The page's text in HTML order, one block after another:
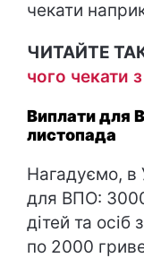
чекати
ЧИТАЙТЕ
чого чекати
Виплати для
листопада
Нагадуємо, в
для ВПО:
дітей та осіб
по 2000